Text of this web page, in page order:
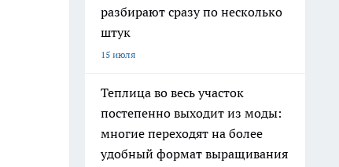
разбирают сразу по несколько
штук
15 июля
Теплица во весь участок
постепенно выходит из моды:
многие переходят на более
удобный формат выращивания